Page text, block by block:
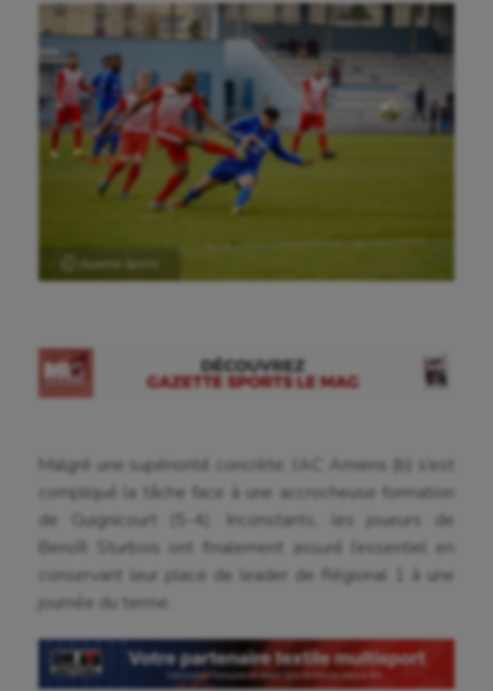
Ⓒ Gazette Sports
Malgré une supériorité concrète, l’AC Amiens (b) s’est
compliqué la tâche face à une accrocheuse formation
de Guignicourt (5-4). Inconstants, les joueurs de
Benoît Sturbois ont finalement assuré l’essentiel en
conservant leur place de leader de Régional 1 à une
journée du terme.